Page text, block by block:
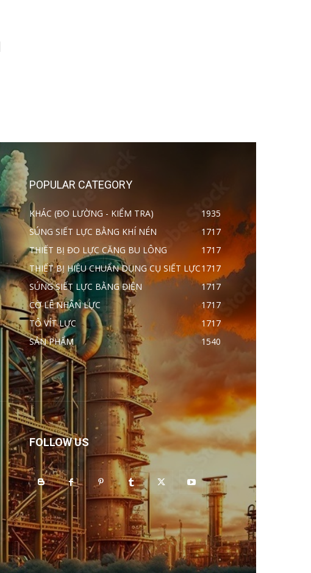
POPULAR CATEGORY
KHÁC (ĐO LƯỜNG - KIỂM TRA)
1935
SÚNG SIẾT LỰC BẰNG KHÍ NÉN
1717
THIẾT BỊ ĐO LỰC CĂNG BU LÔNG
1717
THIẾT BỊ HIỆU CHUẨN DỤNG CỤ SIẾT LỰC1717
SÚNG SIẾT LỰC BẰNG ĐIỆN
1717
CỜ LÊ NHÂN LỰC
1717
TÔ VÍT LỰC
1717
SẢN PHẨM
1540
FOLLOW US